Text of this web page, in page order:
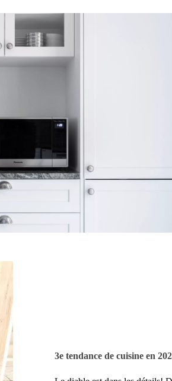
3e tendance de cuisine en